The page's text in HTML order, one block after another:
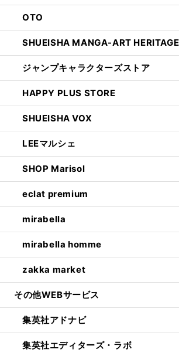
OTO
SHUEISHA MANGA-ART HERITAGE
ジャンプキャラクターズストア
HAPPY PLUS STORE
SHUEISHA VOX
LEEマルシェ
SHOP Marisol
eclat premium
mirabella
mirabella homme
zakka market
その他WEBサービス
集英社アドナビ
集英社エディターズ・ラボ